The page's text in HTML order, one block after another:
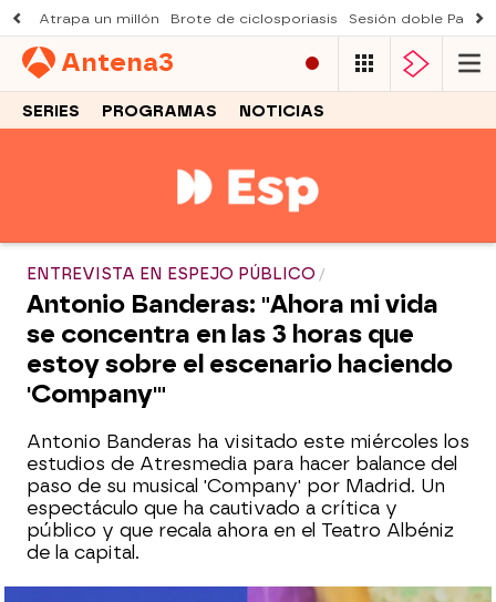
Atrapa un millón Brote de ciclosporiasis Sesión doble
Antena3
SERIES PROGRAMAS NOTICIAS
ENTREVISTA EN ESPEJO PÚBLICO
Antonio Banderas: "Ahora mi vida
se concentra en las 3 horas que
estoy sobre el escenario haciendo
'Company'"
Antonio Banderas ha visitado este miércoles los
estudios de Atresmedia para hacer balance del
paso de su musical 'Company' por Madrid. Un
espectáculo que ha cautivado a crítica y
público y que recala ahora en el Teatro Albéniz
de la capital.